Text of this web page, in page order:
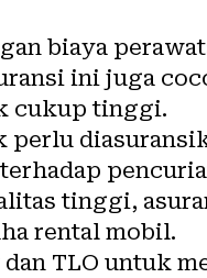
biaya
ini juga
cukup tinggi.
tinggi,
rental mobil.
dan TLO untuk